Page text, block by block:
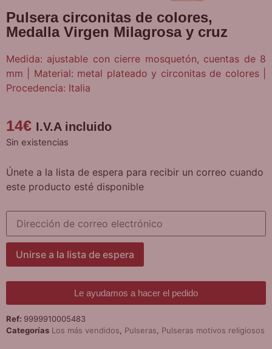
Pulsera circonitas de colores,
Medalla Virgen Milagrosa y cruz
Medida: ajustable con cierre mosquetón, cuentas de 8
mm | Material: metal plateado y circonitas de colores |
Procedencia: Italia
14€ I.V.A incluido
Sin existencias
Únete a la lista de espera para recibir un correo cuando
este producto esté disponible
Introduce
dirección
de
correo
para
a
lista
espera
de
Unirse a la lista de espera
Le ayudamos a hacer el pedido
Ref: 9999910005483
Categorías Los más vendidos Pulseras Pulseras motivos religiosos